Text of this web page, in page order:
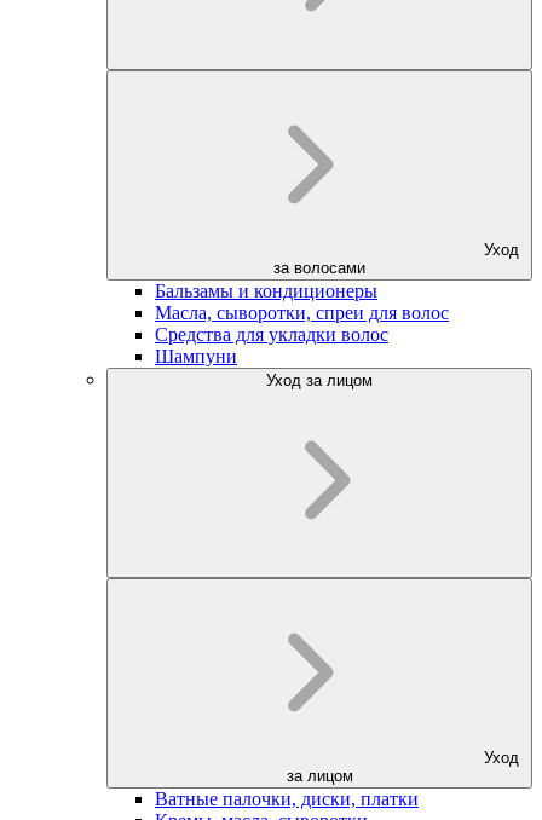
Уход
за волосами
Бальзамы и кондиционеры
Масла, сыворотки, спреи для волос
Средства для укладки волос
Шампуни
Уход за лицом
Уход
за лицом
Ватные палочки, диски, платки